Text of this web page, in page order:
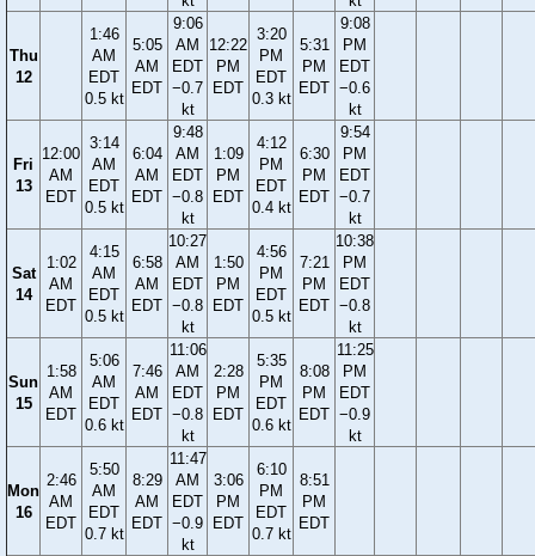
Thu
12
1:46
AM
EDT
0.5 kt
5:05
AM
EDT
9:06
AM
EDT
−0.7
kt
12:22
PM
EDT
3:20
PM
EDT
0.3 kt
5:31
PM
EDT
9:08
PM
EDT
−0.6
kt
Fri
13
12:00
AM
EDT
3:14
AM
EDT
0.5 kt
6:04
AM
EDT
9:48
AM
EDT
−0.8
kt
1:09
PM
EDT
4:12
PM
EDT
0.4 kt
6:30
PM
EDT
9:54
PM
EDT
−0.7
kt
Sat
14
1:02
AM
EDT
4:15
AM
EDT
0.5 kt
6:58
AM
EDT
10:27
AM
EDT
−0.8
kt
1:50
PM
EDT
4:56
PM
EDT
0.5 kt
7:21
PM
EDT
10:38
PM
EDT
−0.8
kt
Sun
15
1:58
AM
EDT
5:06
AM
EDT
0.6 kt
7:46
AM
EDT
11:06
AM
EDT
−0.8
kt
2:28
PM
EDT
5:35
PM
EDT
0.6 kt
8:08
PM
EDT
11:25
PM
EDT
−0.9
kt
Mon
16
2:46
AM
EDT
5:50
AM
EDT
0.7 kt
8:29
AM
EDT
11:47
AM
EDT
−0.9
kt
3:06
PM
EDT
6:10
PM
EDT
0.7 kt
8:51
PM
EDT